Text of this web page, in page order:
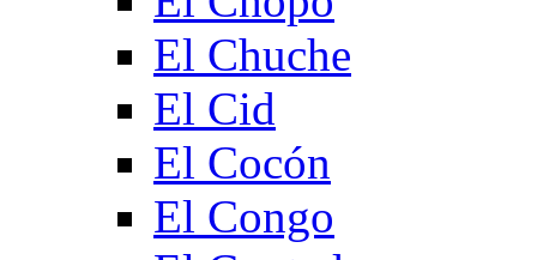
El Chuche
El Cid
El Cocón
El Congo